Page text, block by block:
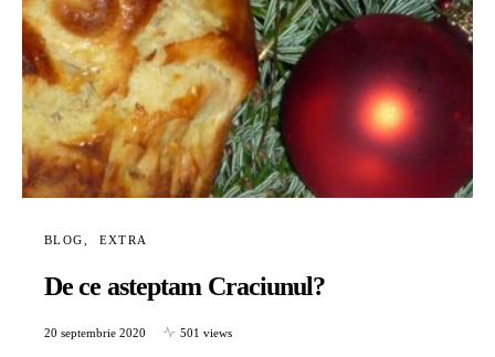
BLOG EXTRA
De ce asteptam Craciunul?
20 septembrie 2020 501 views